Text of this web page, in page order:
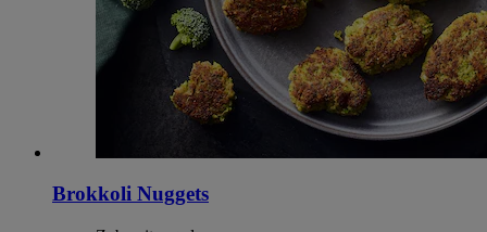
Brokkoli Nuggets